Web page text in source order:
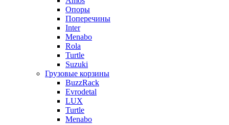
Опоры
Поперечины
Inter
Menabo
Rola
Turtle
Suzuki
Грузовые корзины
BuzzRack
Evrodetal
LUX
Turtle
Menabo